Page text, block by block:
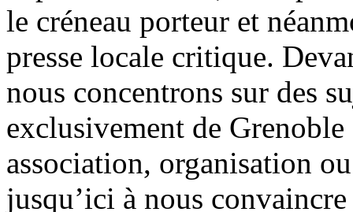
le créneau porteur et
presse locale critique.
nous concentrons sur des
exclusivement de
association, organisation
jusqu’ici à nous